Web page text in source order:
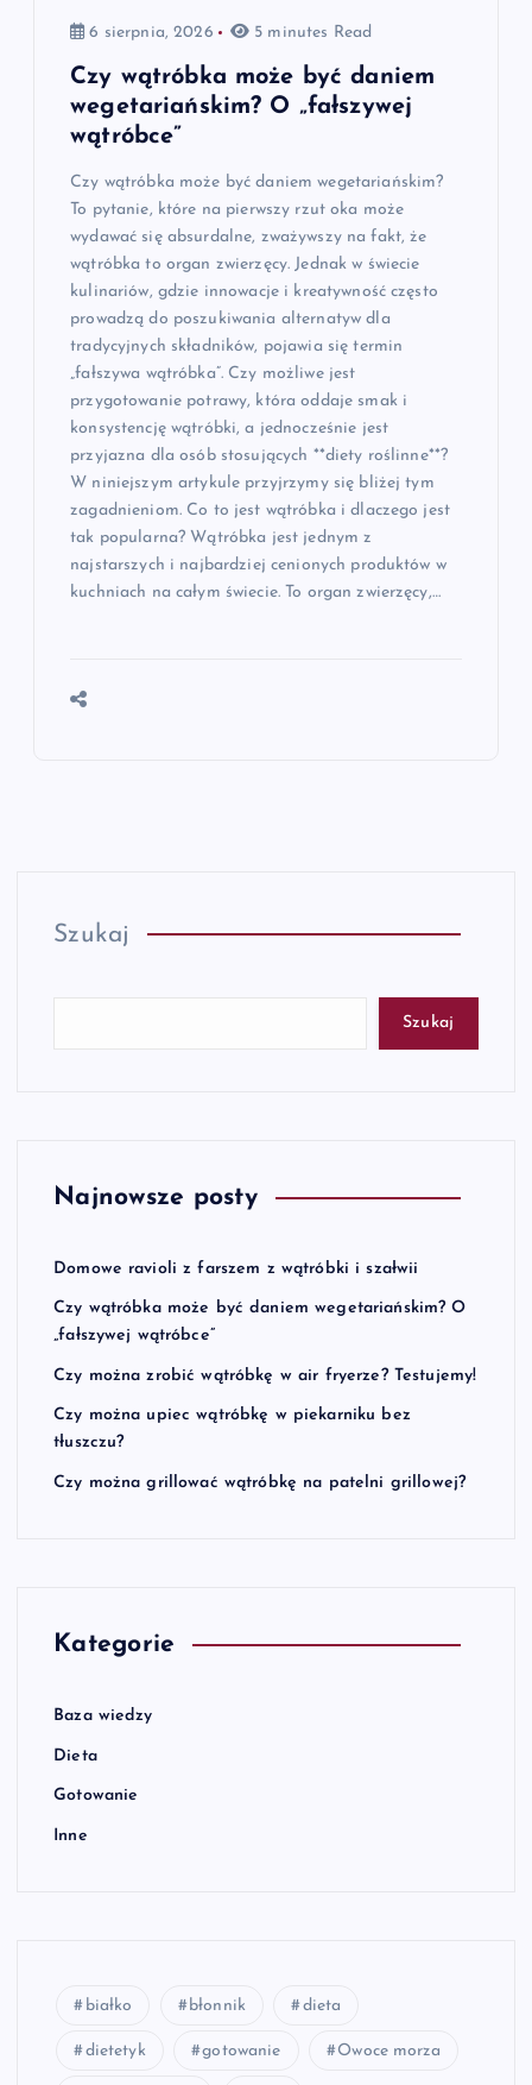
6 sierpnia, 2026 5 minutes Read
Czy wątróbka może być daniem
wegetariańskim? O „fałszywej
wątróbce”
Czy wątróbka może być daniem wegetariańskim?
To pytanie, które na pierwszy rzut oka może
wydawać się absurdalne, zważywszy na fakt, że
wątróbka to organ zwierzęcy. Jednak w świecie
kulinariów, gdzie innowacje i kreatywność często
prowadzą do poszukiwania alternatyw dla
tradycyjnych składników, pojawia się termin
„fałszywa wątróbka”. Czy możliwe jest
przygotowanie potrawy, która oddaje smak i
konsystencję wątróbki, a jednocześnie jest
przyjazna dla osób stosujących **diety roślinne**?
W niniejszym artykule przyjrzymy się bliżej tym
zagadnieniom. Co to jest wątróbka i dlaczego jest
tak popularna? Wątróbka jest jednym z
najstarszych i najbardziej cenionych produktów w
kuchniach na całym świecie. To organ zwierzęcy,…
Szukaj
Szukaj
Najnowsze posty
Domowe ravioli z farszem z wątróbki i szałwii
Czy wątróbka może być daniem wegetariańskim? O
„fałszywej wątróbce”
Czy można zrobić wątróbkę w air fryerze? Testujemy!
Czy można upiec wątróbkę w piekarniku bez
tłuszczu?
Czy można grillować wątróbkę na patelni grillowej?
Kategorie
Baza wiedzy
Dieta
Gotowanie
Inne
białko błonnik dieta
dietetyk gotowanie Owoce morza